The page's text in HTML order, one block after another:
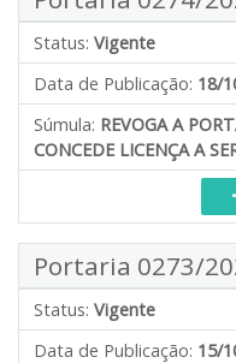
Status: Vigente
Data de Publicação: 18/
Súmula: REVOGA A
CONCEDE LICENÇA A
Portaria 0273/
Status: Vigente
Data de Publicação: 15/